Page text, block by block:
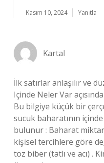
Kasım 10, 2024 Yanıtla
Kartal
İlk satırlar anlaşılır ve
Içinde Neler Var
Bu bilgiye küçük bir
sucuk baharatının
bulunur : Baharat
kişisel tercihlere göre
toz biber (tatlı ve acı) .